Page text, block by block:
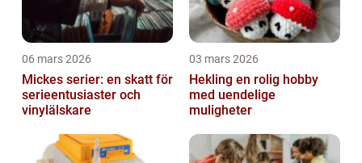
06 mars 2026
Mickes serier: en skatt för
serieentusiaster och
vinylälskare
03 mars 2026
Hekling en rolig hobby
med uendelige
muligheter